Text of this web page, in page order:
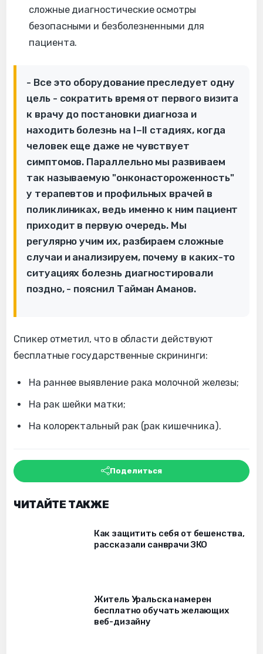
сложные диагностические осмотры
безопасными и безболезненными для
пациента.
- Все это оборудование преследует одну
цель - сократить время от первого визита
к врачу до постановки диагноза и
находить болезнь на I–II стадиях, когда
человек еще даже не чувствует
симптомов. Параллельно мы развиваем
так называемую "онконастороженность"
у терапевтов и профильных врачей в
поликлиниках, ведь именно к ним пациент
приходит в первую очередь. Мы
регулярно учим их, разбираем сложные
случаи и анализируем, почему в каких-то
ситуациях болезнь диагностировали
поздно, - пояснил Тайман Аманов.
Спикер отметил, что в области действуют
бесплатные государственные скрининги:
На раннее выявление рака молочной железы;
На рак шейки матки;
На колоректальный рак (рак кишечника).
Поделиться
ЧИТАЙТЕ ТАКЖЕ
Как защитить себя от бешенства,
рассказали санврачи ЗКО
Житель Уральска намерен
бесплатно обучать желающих
веб-дизайну